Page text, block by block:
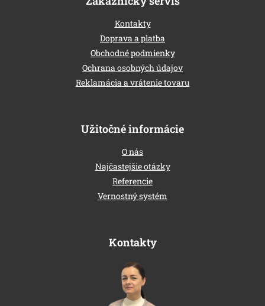
Kontakty
Doprava a platba
Obchodné podmienky
Ochrana osobných údajov
Reklamácia a vrátenie tovaru
Užitočné informácie
O nás
Najčastejšie otázky
Referencie
Vernostný systém
Kontakty